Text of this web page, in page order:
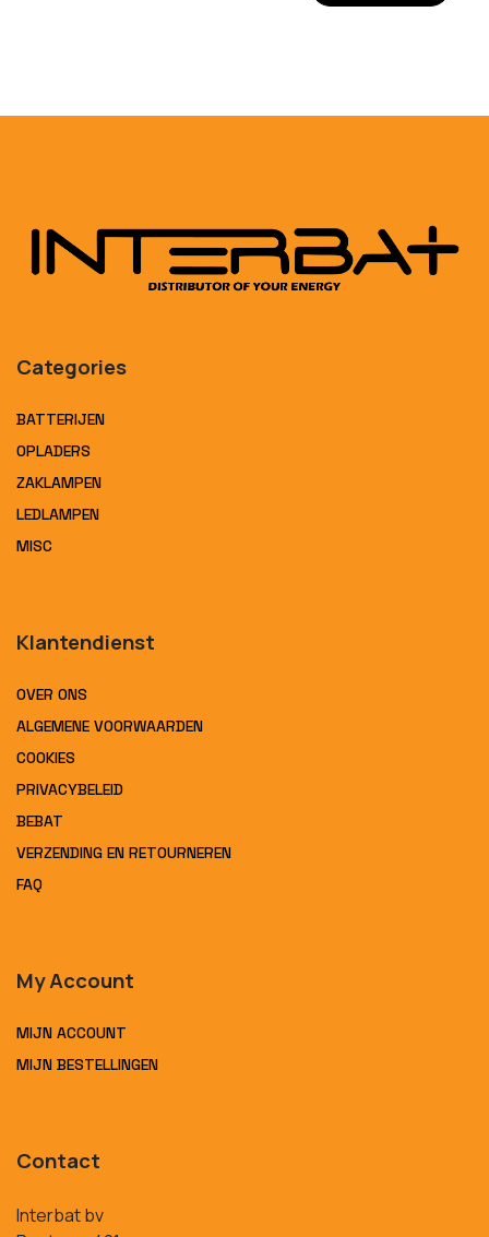
Categories
BATTERIJEN
OPLADERS
ZAKLAMPEN
LEDLAMPEN
MISC
Klantendienst
OVER ONS
ALGEMENE VOORWAARDEN
COOKIES
PRIVACYBELEID
BEBAT
VERZENDING EN RETOURNEREN
FAQ
My Account
MIJN ACCOUNT
MIJN BESTELLINGEN
Contact
Interbat bv